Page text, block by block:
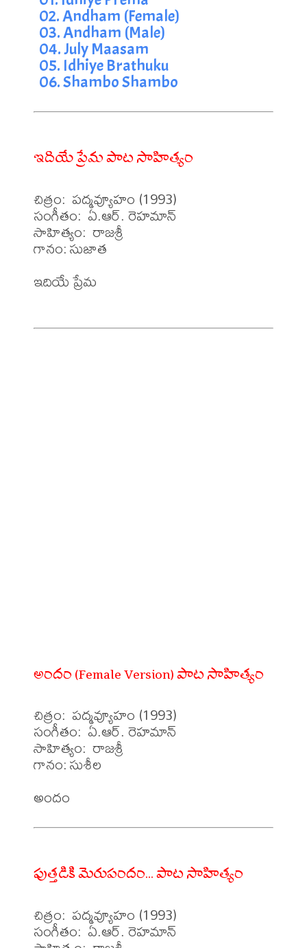
02. Andham (Female)
03. Andham (Male)
04. July Maasam
05. Idhiye Brathuku
06. Shambo Shambo
ఇదియే ప్రేమ పాట సాహిత్యం
చిత్రం:  పద్మవ్యూహం (1993)
సంగీతం:  ఏ.ఆర్. రెహమాన్
సాహిత్యం:  రాజశ్రీ
గానం: సుజాత
ఇదియే ప్రేమ
అందం (Female Version) పాట సాహిత్యం
చిత్రం:  పద్మవ్యూహం (1993)
సంగీతం:  ఏ.ఆర్. రెహమాన్
సాహిత్యం:  రాజశ్రీ
గానం: సుశీల
పుత్తడికి మెరుపందం... పాట సాహిత్యం
చిత్రం:  పద్మవ్యూహం (1993)
సంగీతం:  ఏ.ఆర్. రెహమాన్